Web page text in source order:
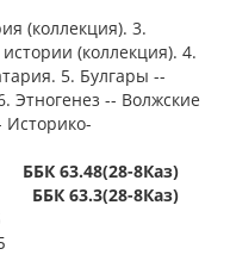
(коллекция). 3.
(коллекция). 4.
5. Булгары --
Этногенез -- Волжские
Историко-
ББК 63.48(28-8Каз)
ББК 63.3(28-8Каз)